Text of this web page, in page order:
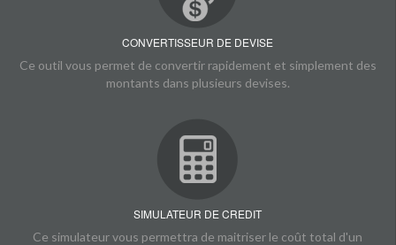
CONVERTISSEUR DE DEVISE
Ce outil vous permet de convertir rapidement et simplement des
montants dans plusieurs devises.
SIMULATEUR DE CREDIT
Ce simulateur vous permettra de maitriser le coût total d'un